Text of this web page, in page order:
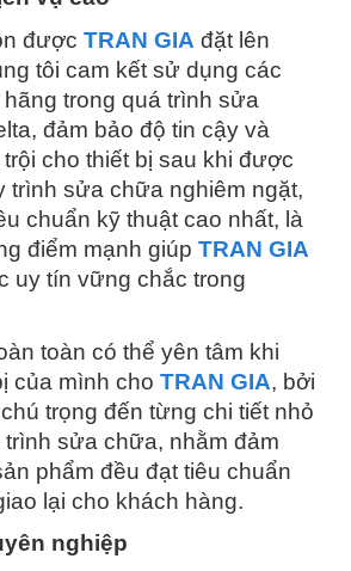
đượcTRAN GIA đặt lên
tôi cam kết sử dụng các
hãng trong quá trình sửa
đảm bảo độ tin cậy và
cho thiết bị sau khi được
trình sửa chữa nghiêm ngặt,
chuẩn kỹ thuật cao nhất, là
điểm mạnh giúpTRAN GIA
uy tín vững chắc trong
toàn có thể yên tâm khi
của mình choTRAN GIA, bởi
trọng đến từng chi tiết nhỏ
trình sửa chữa, nhằm đảm
phẩm đều đạt tiêu chuẩn
lại cho khách hàng.
nghiệp